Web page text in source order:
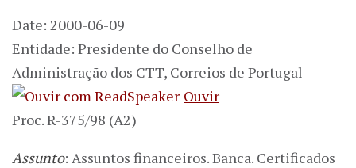
Date: 2000-06-09
Entidade: Presidente do Conselho de
Administração dos CTT, Correios de Portugal
Ouvir
Proc. R-375/98 (A2)
Assunto: Assuntos financeiros. Banca. Certificados